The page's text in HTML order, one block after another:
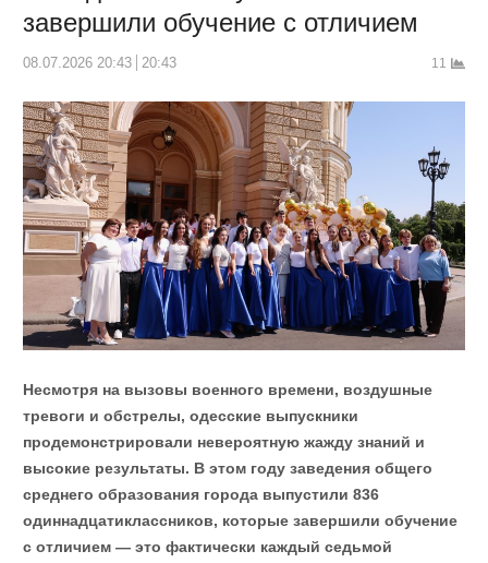
завершили обучение с отличием
08.07.2026 20:43 20:43 11
Несмотря на вызовы военного времени, воздушные
тревоги и обстрелы, одесские выпускники
продемонстрировали невероятную жажду знаний и
высокие результаты. В этом году заведения общего
среднего образования города выпустили 836
одиннадцатиклассников, которые завершили обучение
с отличием — это фактически каждый седьмой